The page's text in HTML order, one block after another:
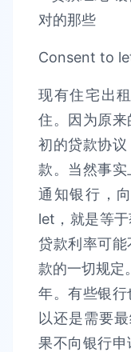
Consent to
现有住宅出
住。因为原
初的贷款协
款。当然事
通知银行，
let，就是等
贷款利率可
款的一切规定
年。有些银
以还是需要
果不向银行